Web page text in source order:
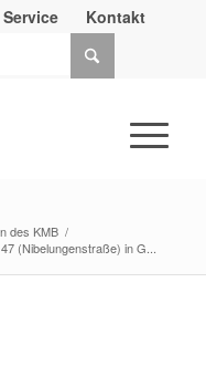
Service
Kontakt
des KMB /
(Nibelungenstraße) in G...